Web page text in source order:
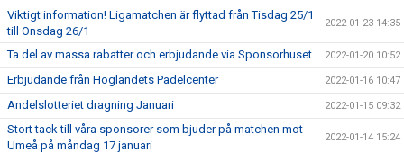
Viktigt information! Ligamatchen är flyttad från Tisdag 25/1
till Onsdag 26/1
2022-01-23 14:35
Ta del av massa rabatter och erbjudande via Sponsorhuset 2022-01-20 10:52
Erbjudande från Höglandets Padelcenter 2022-01-16 10:47
Andelslotteriet dragning Januari 2022-01-15 09:32
Stort tack till våra sponsorer som bjuder på matchen mot
Umeå på måndag 17 januari
2022-01-14 15:24